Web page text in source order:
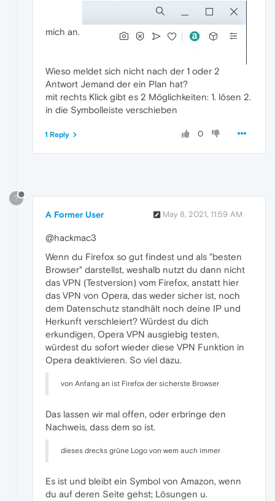
mich an.
Wieso meldet sich nicht nach der 1 oder 2
Antwort Jemand der ein Plan hat?
mit rechts Klick gibt es 2 Möglichkeiten: 1. lösen 2.
in die Symbolleiste verschieben
0
1 Reply
?
A Former User May 8, 2021, 11:59 AM
@hackmac3
Wenn du Firefox so gut findest und als "besten
Browser" darstellst, weshalb nutzt du dann nicht
das VPN (Testversion) vom Firefox, anstatt hier
das VPN von Opera, das weder sicher ist, noch
dem Datenschutz standhält noch deine IP und
Herkunft verschleiert? Würdest du dich
erkundigen, Opera VPN ausgiebig testen,
würdest du sofort wieder diese VPN Funktion in
Opera deaktivieren. So viel dazu.
von Anfang an ist Firefox der sicherste Browser
Das lassen wir mal offen, oder erbringe den
Nachweis, dass dem so ist.
dieses drecks grüne Logo von wem auch immer
Es ist und bleibt ein Symbol von Amazon, wenn
du auf deren Seite gehst; Lösungen u.